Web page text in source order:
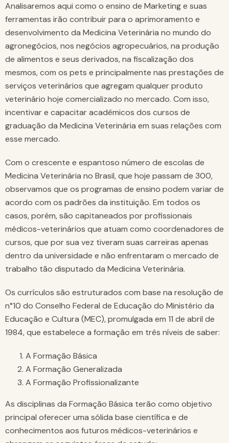
Analisaremos aqui como o ensino de Marketing e suas
ferramentas irão contribuir para o aprimoramento e
desenvolvimento da Medicina Veterinária no mundo do
agronegócios, nos negócios agropecuários, na produção
de alimentos e seus derivados, na fiscalização dos
mesmos, com os pets e principalmente nas prestações de
serviços veterinários que agregam qualquer produto
veterinário hoje comercializado no mercado. Com isso,
incentivar e capacitar acadêmicos dos cursos de
graduação da Medicina Veterinária em suas relações com
esse mercado.
Com o crescente e espantoso número de escolas de
Medicina Veterinária no Brasil, que hoje passam de 300,
observamos que os programas de ensino podem variar de
acordo com os padrões da instituição. Em todos os
casos, porém, são capitaneados por profissionais
médicos-veterinários que atuam como coordenadores de
cursos, que por sua vez tiveram suas carreiras apenas
dentro da universidade e não enfrentaram o mercado de
trabalho tão disputado da Medicina Veterinária.
Os currículos são estruturados com base na resolução de
n°10 do Conselho Federal de Educação do Ministério da
Educação e Cultura (MEC), promulgada em 11 de abril de
1984, que estabelece a formação em três níveis de saber:
A Formação Básica
A Formação Generalizada
A Formação Profissionalizante
As disciplinas da Formação Básica terão como objetivo
principal oferecer uma sólida base científica e de
conhecimentos aos futuros médicos-veterinários e